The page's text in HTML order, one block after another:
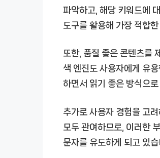
파악하고, 해당 키워드에
도구를 활용해 가장 적합
또한, 품질 좋은 콘텐츠를
색 엔진도 사용자에게 유
하면서 읽기 좋은 방식으
추가로 사용자 경험을 고
모두 관여하므로, 이러한
문자를 유도하게 되고 있습